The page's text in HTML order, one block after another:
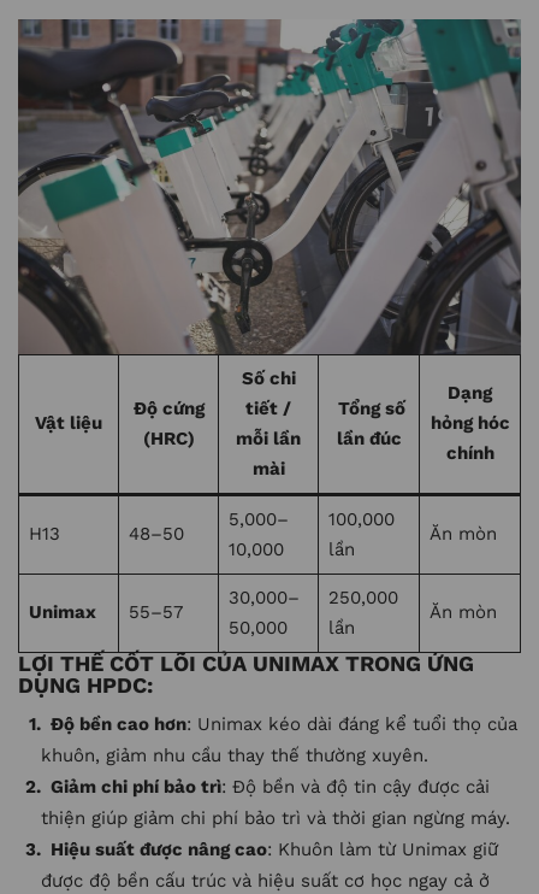
Vật liệu
Độ cứng
(HRC)
Số chi
tiết /
mỗi lần
mài
Tổng số
lần đúc
Dạng
hỏng hóc
chính
H13 48–50
5,000–
10,000
100,000
lần
Ăn mòn
Unimax 55–57
30,000–
50,000
250,000
lần
Ăn mòn
LỢI THẾ CỐT LÕI CỦA UNIMAX TRONG ỨNG
DỤNG HPDC:
Độ bền cao hơn: Unimax kéo dài đáng kể tuổi thọ của
khuôn, giảm nhu cầu thay thế thường xuyên.
Giảm chi phí bảo trì: Độ bền và độ tin cậy được cải
thiện giúp giảm chi phí bảo trì và thời gian ngừng máy.
Hiệu suất được nâng cao: Khuôn làm từ Unimax giữ
được độ bền cấu trúc và hiệu suất cơ học ngay cả ở